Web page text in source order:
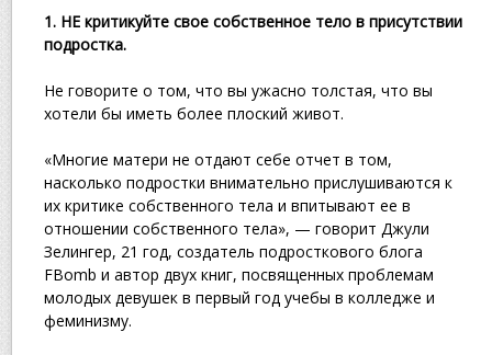
1. НЕ критикуйте свое собственное тело в присутствии
подростка.
Не говорите о том, что вы ужасно толстая, что вы
хотели бы иметь более плоский живот.
«Многие матери не отдают себе отчет в том,
насколько подростки внимательно прислушиваются к
их критике собственного тела и впитывают ее в
отношении собственного тела», — говорит Джули
Зелингер, 21 год, создатель подросткового блога
FBomb и автор двух книг, посвященных проблемам
молодых девушек в первый год учебы в колледже и
феминизму.